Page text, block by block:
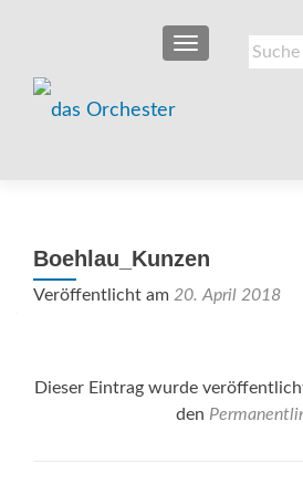
Suche
nach:
SCHALTE
Boehlau_Kunzen
Veröffentlicht am 20. April 2018
Dieser Eintrag wurde
den